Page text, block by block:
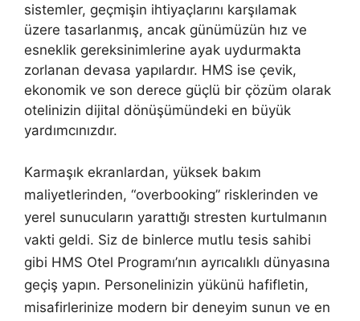
sistemler, geçmişin ihtiyaçlarını karşılamak
üzere tasarlanmış, ancak günümüzün hız ve
esneklik gereksinimlerine ayak uydurmakta
zorlanan devasa yapılardır. HMS ise çevik,
ekonomik ve son derece güçlü bir çözüm olarak
otelinizin dijital dönüşümündeki en büyük
yardımcınızdır.
Karmaşık ekranlardan, yüksek bakım
maliyetlerinden, “overbooking” risklerinden ve
yerel sunucuların yarattığı stresten kurtulmanın
vakti geldi. Siz de binlerce mutlu tesis sahibi
gibi HMS Otel Programı’nın ayrıcalıklı dünyasına
geçiş yapın. Personelinizin yükünü hafifletin,
misafirlerinize modern bir deneyim sunun ve en